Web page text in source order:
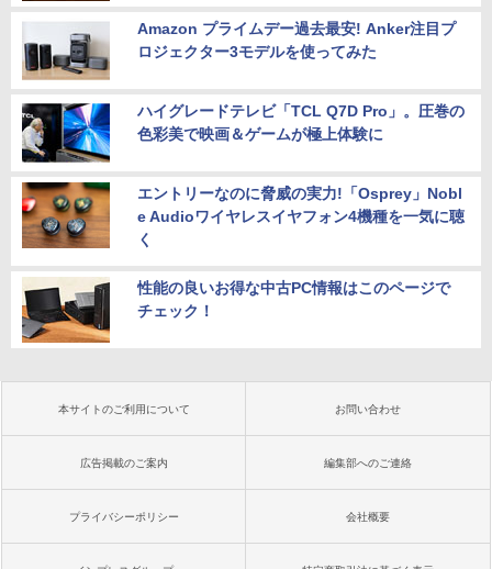
Amazon プライムデー過去最安! Anker注目プ
ロジェクター3モデルを使ってみた
ハイグレードテレビ「TCL Q7D Pro」。圧巻の
色彩美で映画＆ゲームが極上体験に
エントリーなのに脅威の実力!「Osprey」Nobl
e Audioワイヤレスイヤフォン4機種を一気に聴
く
性能の良いお得な中古PC情報はこのページで
チェック！
本サイトのご利用について お問い合わせ
広告掲載のご案内 編集部へのご連絡
プライバシーポリシー 会社概要